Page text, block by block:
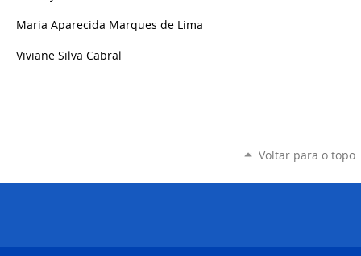
Maria Aparecida Marques de Lima
Viviane Silva Cabral
Voltar para o topo